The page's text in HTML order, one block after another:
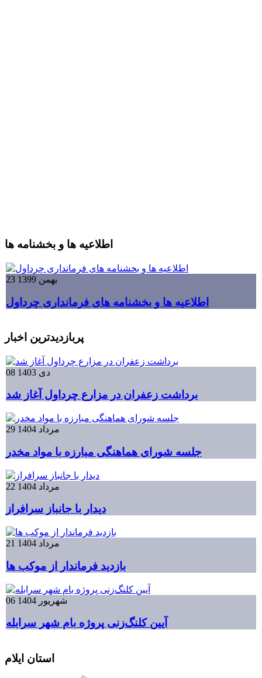
اطلاعیه ها و بخشنامه ها
23 بهمن 1399
اطلاعیه ها و بخشنامه های فرمانداری چرداول
پربازدیدترین اخبار
08 دی 1403
برداشت زعفران در مزارع چرداول آغاز شد
29 مرداد 1404
جلسه شورای هماهنگی مبارزه با مواد مخدر
22 مرداد 1404
دیدار با جانباز سرافراز
21 مرداد 1404
بازدید فرماندار از موکب ها
06 شهریور 1404
آیین کلنگ‌زنی پروژه بام شهر سرابله
استان ایلام